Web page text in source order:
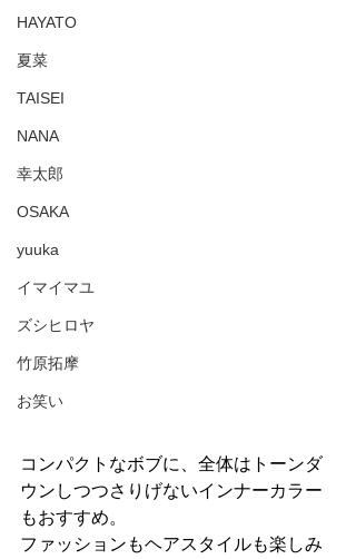
HAYATO
夏菜
TAISEI
NANA
幸太郎
OSAKA
yuuka
イマイマユ
ズシヒロヤ
竹原拓摩
お笑い
コンパクトなボブに、全体はトーンダ
ウンしつつさりげないインナーカラー
もおすすめ。
ファッションもヘアスタイルも楽しみ